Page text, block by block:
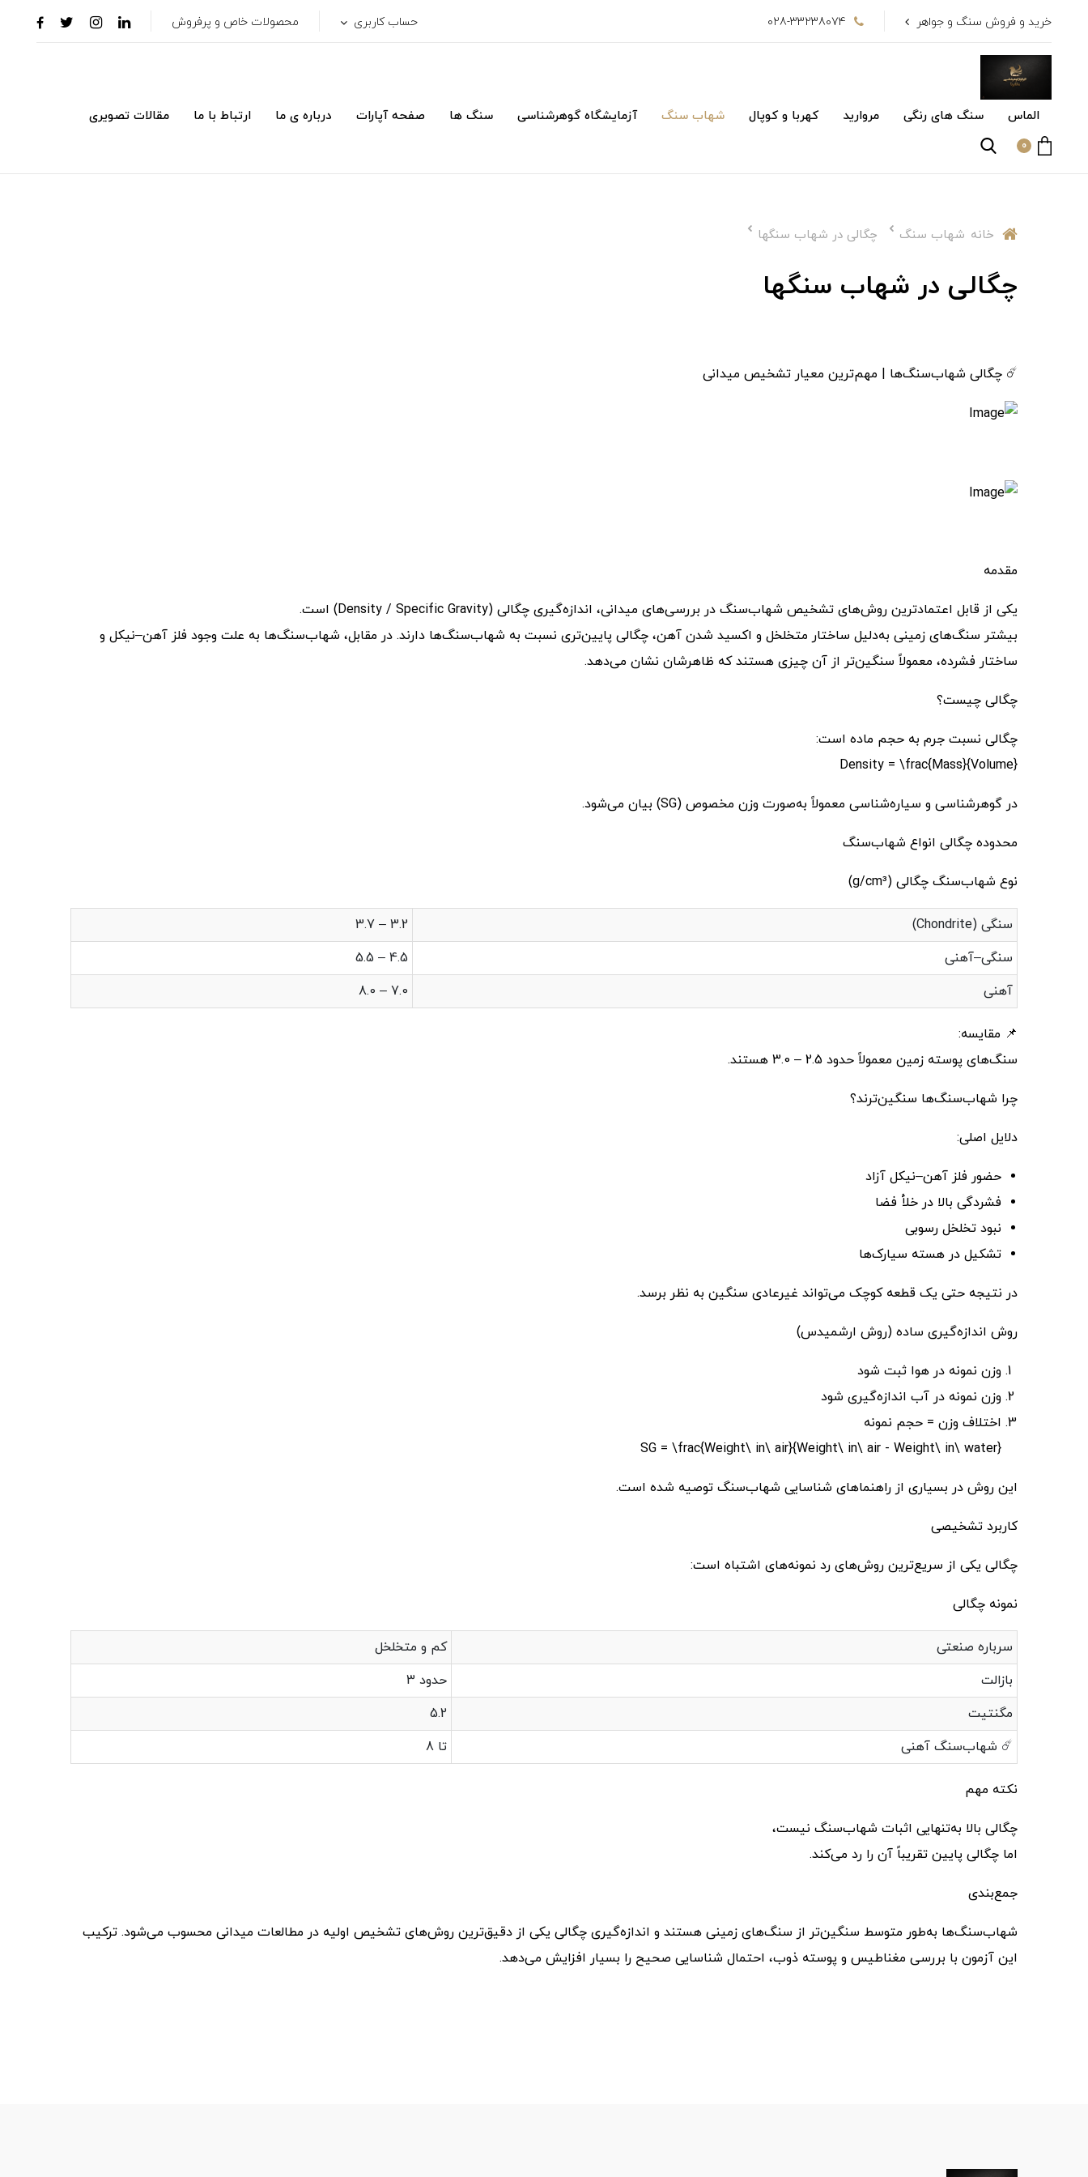
خرید و فروش سنگ و جواهر 028-33238074 حساب کاربری محصولات خاص و پرفروش
الماس سنگ های رنگی مروارید کهربا و کوپال شهاب سنگ آزمایشگاه گوهرشناسی سنگ ها صفحه آپارات درباره ی ما ارتباط با ما مقالات تصویری
0
خانه شهاب سنگ چگالی در شهاب سنگها
چگالی در شهاب سنگها
☄️ چگالی شهاب‌سنگ‌ها | مهم‌ترین معیار تشخیص میدانی
مقدمه
یکی از قابل اعتمادترین روش‌های تشخیص شهاب‌سنگ در بررسی‌های میدانی، اندازه‌گیری چگالی (Density / Specific Gravity) است.
بیشتر سنگ‌های زمینی به‌دلیل ساختار متخلخل و اکسید شدن آهن، چگالی پایین‌تری نسبت به شهاب‌سنگ‌ها دارند. در مقابل، شهاب‌سنگ‌ها به علت وجود فلز آهن–نیکل و
ساختار فشرده، معمولاً سنگین‌تر از آن چیزی هستند که ظاهرشان نشان می‌دهد.
چگالی چیست؟
چگالی نسبت جرم به حجم ماده است:
Density = \frac{Mass}{Volume}
در گوهرشناسی و سیاره‌شناسی معمولاً به‌صورت وزن مخصوص (SG) بیان می‌شود.
محدوده چگالی انواع شهاب‌سنگ
نوع شهاب‌سنگ چگالی (g/cm³)
سنگی (Chondrite)
3.2 – 3.7
سنگی–آهنی
4.5 – 5.5
آهنی
7.0 – 8.0
📌 مقایسه:
سنگ‌های پوسته زمین معمولاً حدود 2.5 – 3.0 هستند.
چرا شهاب‌سنگ‌ها سنگین‌ترند؟
دلایل اصلی:
حضور فلز آهن–نیکل آزاد
فشردگی بالا در خلأ فضا
نبود تخلخل رسوبی
تشکیل در هسته سیارک‌ها
در نتیجه حتی یک قطعه کوچک می‌تواند غیرعادی سنگین به نظر برسد.
روش اندازه‌گیری ساده (روش ارشمیدس)
وزن نمونه در هوا ثبت شود
وزن نمونه در آب اندازه‌گیری شود
اختلاف وزن = حجم نمونه
SG = \frac{Weight\ in\ air}{Weight\ in\ air - Weight\ in\ water}
این روش در بسیاری از راهنماهای شناسایی شهاب‌سنگ توصیه شده است.
کاربرد تشخیصی
چگالی یکی از سریع‌ترین روش‌های رد نمونه‌های اشتباه است:
نمونه چگالی
سرباره صنعتی
کم و متخلخل
بازالت
حدود 3
مگنتیت
5.2
☄️ شهاب‌سنگ آهنی
تا 8
نکته مهم
چگالی بالا به‌تنهایی اثبات شهاب‌سنگ نیست،
اما چگالی پایین تقریباً آن را رد می‌کند.
جمع‌بندی
شهاب‌سنگ‌ها به‌طور متوسط سنگین‌تر از سنگ‌های زمینی هستند و اندازه‌گیری چگالی یکی از دقیق‌ترین روش‌های تشخیص اولیه در مطالعات میدانی محسوب می‌شود. ترکیب
این آزمون با بررسی مغناطیس و پوسته ذوب، احتمال شناسایی صحیح را بسیار افزایش می‌دهد.